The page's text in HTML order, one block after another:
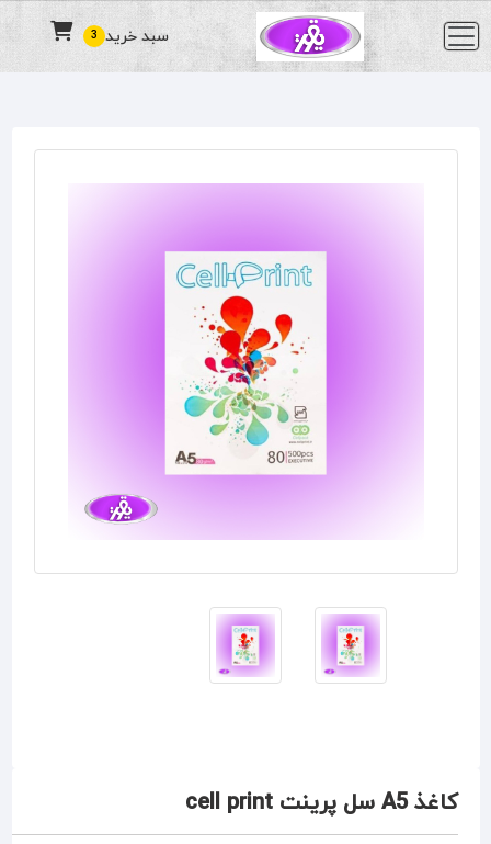
3 سبد خرید
کاغذ A5 سل پرینت cell print